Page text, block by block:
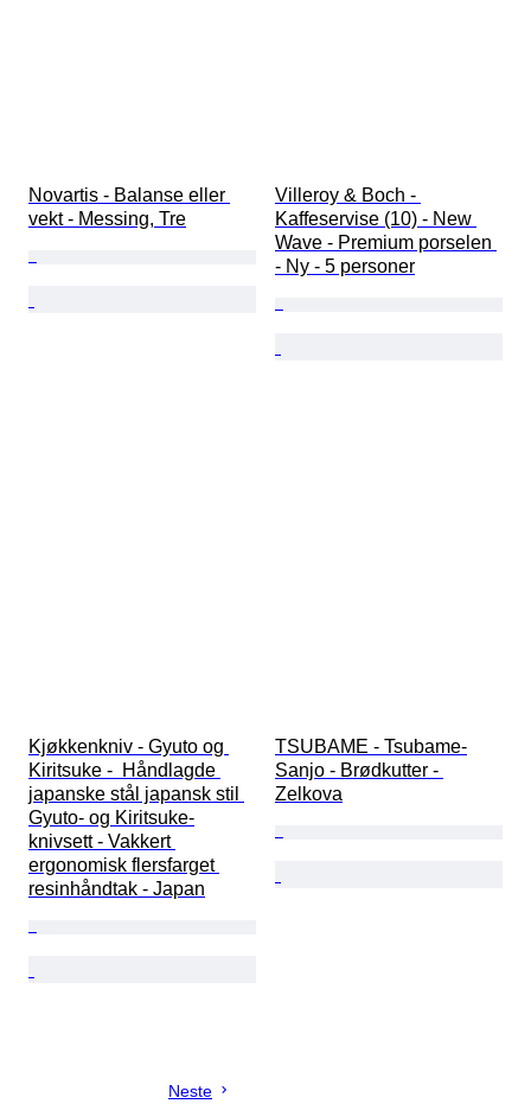
Novartis - Balanse eller
vekt - Messing, Tre
Villeroy & Boch -
Kaffeservise (10) - New
Wave - Premium porselen
- Ny - 5 personer
Kjøkkenkniv - Gyuto og
Kiritsuke -  Håndlagde
japanske stål japansk stil
Gyuto- og Kiritsuke-
knivsett - Vakkert
ergonomisk flersfarget
resinhåndtak - Japan
TSUBAME - Tsubame-
Sanjo - Brødkutter -
Zelkova
Neste